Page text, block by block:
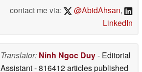
contact me via:
@AbidAhsan,
LinkedIn
Translator: Ninh Ngoc Duy- Editorial
Assistant- 816412 articles published